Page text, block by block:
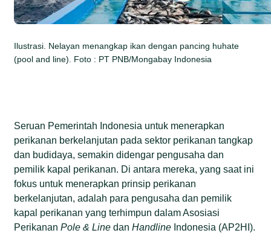
Ilustrasi. Nelayan menangkap ikan dengan pancing huhate
(pool and line). Foto : PT PNB/Mongabay Indonesia
Seruan Pemerintah Indonesia untuk menerapkan
perikanan berkelanjutan pada sektor perikanan tangkap
dan budidaya, semakin didengar pengusaha dan
pemilik kapal perikanan. Di antara mereka, yang saat ini
fokus untuk menerapkan prinsip perikanan
berkelanjutan, adalah para pengusaha dan pemilik
kapal perikanan yang terhimpun dalam Asosiasi
PerikananPole & Line danHandline Indonesia (AP2HI).